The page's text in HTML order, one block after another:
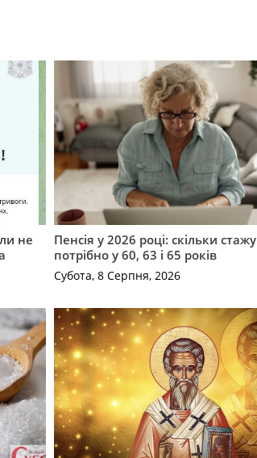
не
Пенсія у 2026 році: скільки стажу
потрібно у 60, 63 і 65 років
Субота, 8 Серпня, 2026